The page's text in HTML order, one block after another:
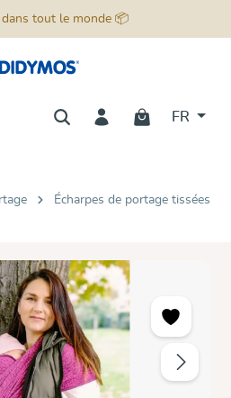
tout le monde 📦
FR
Écharpes de portage tissées